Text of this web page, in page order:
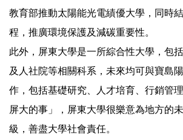
教育部推動太陽能光電績優大學，同時
程，推廣環境保護及減碳重要性。
此外，屏東大學是一所綜合性大學，包
及人社院等相關科系，未來均可與寶島
作，包括基礎研究、人才培育、行銷管
屏大的事」，屏東大學很樂意為地方的
級，善盡大學社會責任。